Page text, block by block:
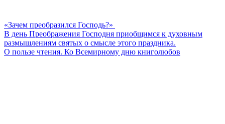
«Зачем преобразился Господь?»
В день Преображения Господня приобщимся к духовным
размышлениям святых о смысле этого праздника.
О пользе чтения. Ко Всемирному дню книголюбов